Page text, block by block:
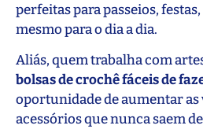
perfeitas para passeios,
mesmo para o dia a dia.
Aliás, quem trabalha com
bolsas de crochê fáceis de
oportunidade de aumentar as
acessórios que nunca saem